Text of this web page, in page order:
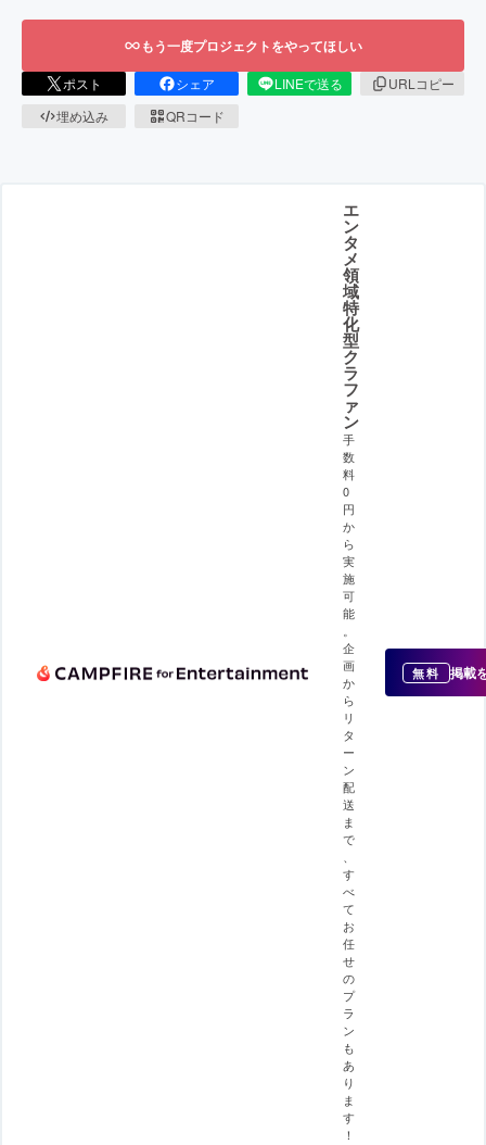
もう一度プロジェクトをやってほしい
ポスト シェア LINEで送る
URLコピー
埋め込み
QRコード
エ
ン
タ
メ
領
域
特
化
型
ク
ラ
フ
ァ
ン
手
数
料
0
円
か
ら
実
施
可
能
。
企
画
か
ら
リ
タ
ー
ン
配
送
ま
で
、
す
べ
て
お
任
せ
の
プ
ラ
ン
も
あ
り
ま
す
！
無料 掲載